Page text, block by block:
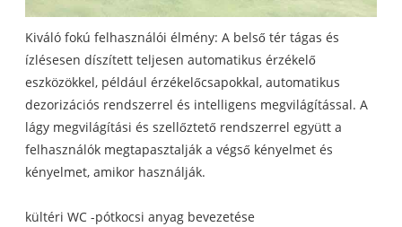
Kiváló fokú felhasználói élmény: A belső tér tágas és
ízlésesen díszített teljesen automatikus érzékelő
eszközökkel, például érzékelőcsapokkal, automatikus
dezorizációs rendszerrel és intelligens megvilágítással. A
lágy megvilágítási és szellőztető rendszerrel együtt a
felhasználók megtapasztalják a végső kényelmet és
kényelmet, amikor használják.
kültéri WC -pótkocsi anyag bevezetése